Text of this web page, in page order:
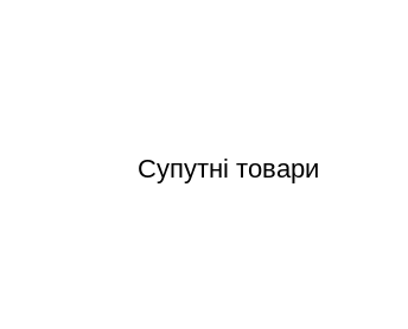
Супутні товари